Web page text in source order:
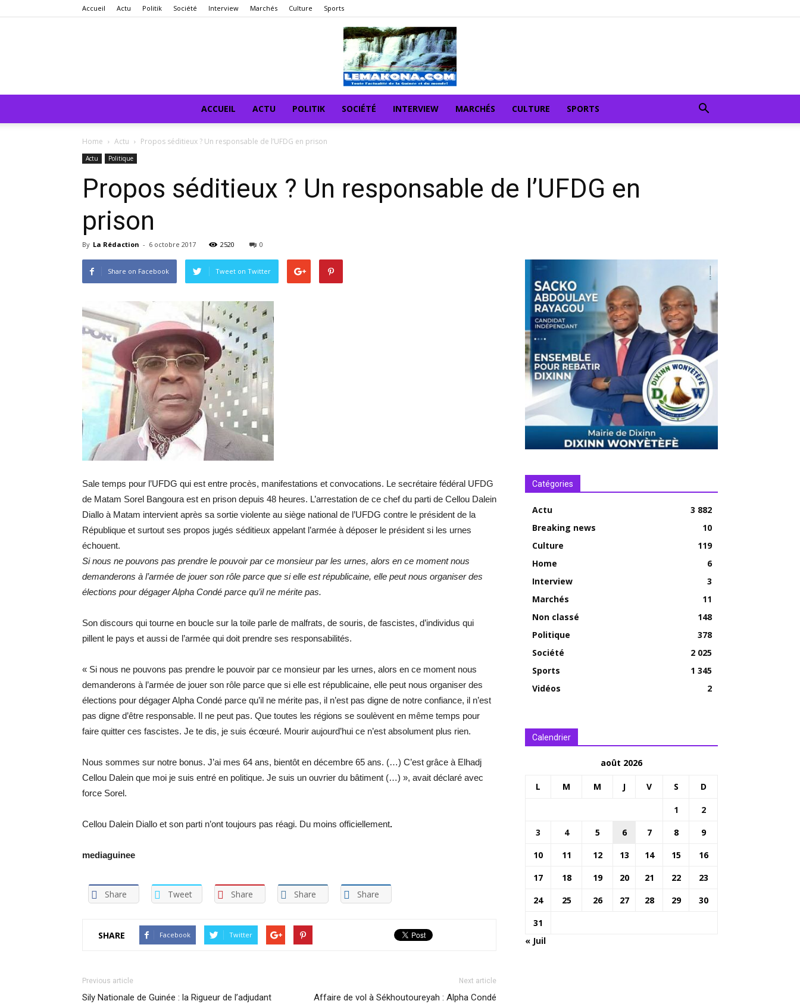
Accueil Actu Politik Société Interview Marchés Culture Sports
ACCUEIL ACTU POLITIK SOCIÉTÉ INTERVIEW MARCHÉS CULTURE SPORTS
Home Actu Propos séditieux ? Un responsable de l’UFDG en prison
Actu Politique
Propos séditieux ? Un responsable de l’UFDG en
prison
By La Rédaction - 6 octobre 2017 2520 0
Share on Facebook Tweet on Twitter
Sale temps pour l’UFDG qui est entre procès, manifestations et convocations. Le secrétaire fédéral UFDG
de Matam Sorel Bangoura est en prison depuis 48 heures. L’arrestation de ce chef du parti de Cellou Dalein
Diallo à Matam intervient après sa sortie violente au siège national de l’UFDG contre le président de la
République et surtout ses propos jugés séditieux appelant l’armée à déposer le président si les urnes
échouent.
Si nous ne pouvons pas prendre le pouvoir par ce monsieur par les urnes, alors en ce moment nous
demanderons à l’armée de jouer son rôle parce que si elle est républicaine, elle peut nous organiser des
élections pour dégager Alpha Condé parce qu’il ne mérite pas.
Son discours qui tourne en boucle sur la toile parle de malfrats, de souris, de fascistes, d’individus qui
pillent le pays et aussi de l’armée qui doit prendre ses responsabilités.
« Si nous ne pouvons pas prendre le pouvoir par ce monsieur par les urnes, alors en ce moment nous
demanderons à l’armée de jouer son rôle parce que si elle est républicaine, elle peut nous organiser des
élections pour dégager Alpha Condé parce qu’il ne mérite pas, il n’est pas digne de notre confiance, il n’est
pas digne d’être responsable. Il ne peut pas. Que toutes les régions se soulèvent en même temps pour
faire quitter ces fascistes. Je te dis, je suis écœuré. Mourir aujourd’hui ce n’est absolument plus rien.
Nous sommes sur notre bonus. J’ai mes 64 ans, bientôt en décembre 65 ans. (…) C’est grâce à Elhadj
Cellou Dalein que moi je suis entré en politique. Je suis un ouvrier du bâtiment (…) », avait déclaré avec
force Sorel.
Cellou Dalein Diallo et son parti n’ont toujours pas réagi. Du moins officiellement.
mediaguinee
Share Tweet Share Share Share
SHARE Facebook Twitter
Previous article
Sily Nationale de Guinée : la Rigueur de l’adjudant
Next article
Affaire de vol à Sékhoutoureyah : Alpha Condé
Catégories
Actu
3 882
Breaking news
10
Culture
119
Home
6
Interview
3
Marchés
11
Non classé
148
Politique
378
Société
2 025
Sports
1 345
Vidéos
2
Calendrier
août 2026
L M M J V S D
1
2
3
4 5 6 7 8
9
10
11 12 13 14 15
16
17
18 19 20 21 22
23
24
25 26 27 28 29
30
31
« Juil